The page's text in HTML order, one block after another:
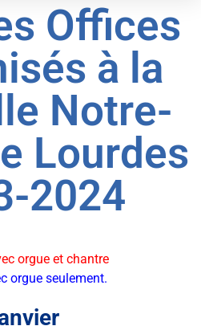
Offices
à la
Notre-
Lourdes
2024
orgue et chantre
orgue seulement.